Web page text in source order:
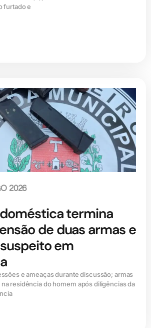
furtado e
2026
termina
de duas armas e
em
e ameaças durante discussão; armas
residência do homem após diligências da